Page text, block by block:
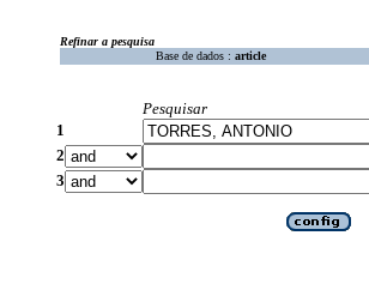
Refinar a pesquisa
Base de dados : article
Pesquisar
1
2
3